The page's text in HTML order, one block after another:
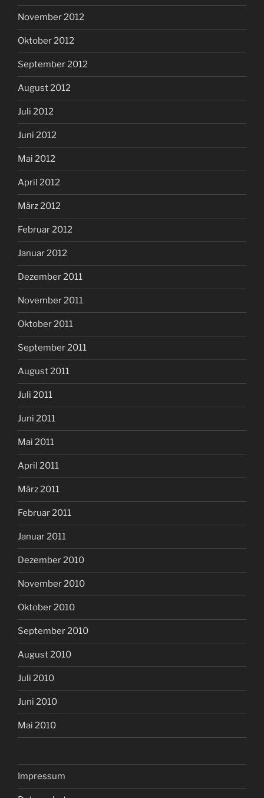
November 2012
Oktober 2012
September 2012
August 2012
Juli 2012
Juni 2012
Mai 2012
April 2012
März 2012
Februar 2012
Januar 2012
Dezember 2011
November 2011
Oktober 2011
September 2011
August 2011
Juli 2011
Juni 2011
Mai 2011
April 2011
März 2011
Februar 2011
Januar 2011
Dezember 2010
November 2010
Oktober 2010
September 2010
August 2010
Juli 2010
Juni 2010
Mai 2010
Impressum